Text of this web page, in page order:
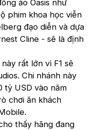
ảo Oasis như
phim khoa học viễn
đạo diễn và dựa
Cline - sẽ là định
rất lớn vì F1 sẽ
Chi nhánh này
tỷ USD vào năm
chơi ăn khách
thấy hãng đang